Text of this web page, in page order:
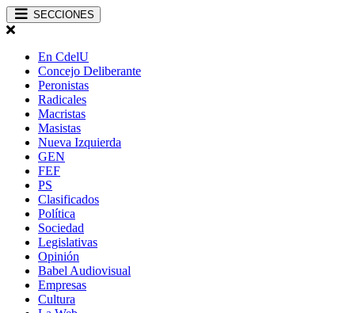
SECCIONES
En CdelU
Concejo Deliberante
Peronistas
Radicales
Macristas
Masistas
Nueva Izquierda
GEN
FEF
PS
Clasificados
Política
Sociedad
Legislativas
Opinión
Babel Audiovisual
Empresas
Cultura